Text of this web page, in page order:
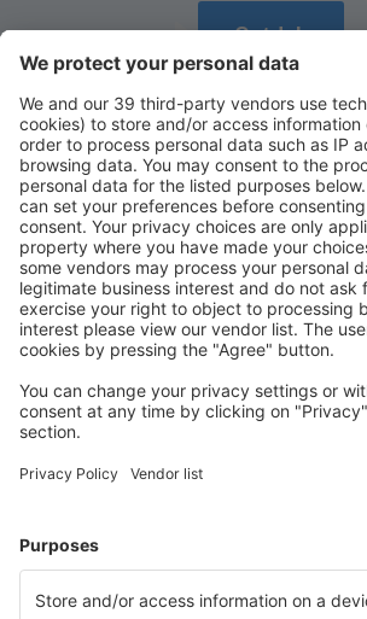
Ontdek
Download onze appen plan
reizen
Vliegtickets